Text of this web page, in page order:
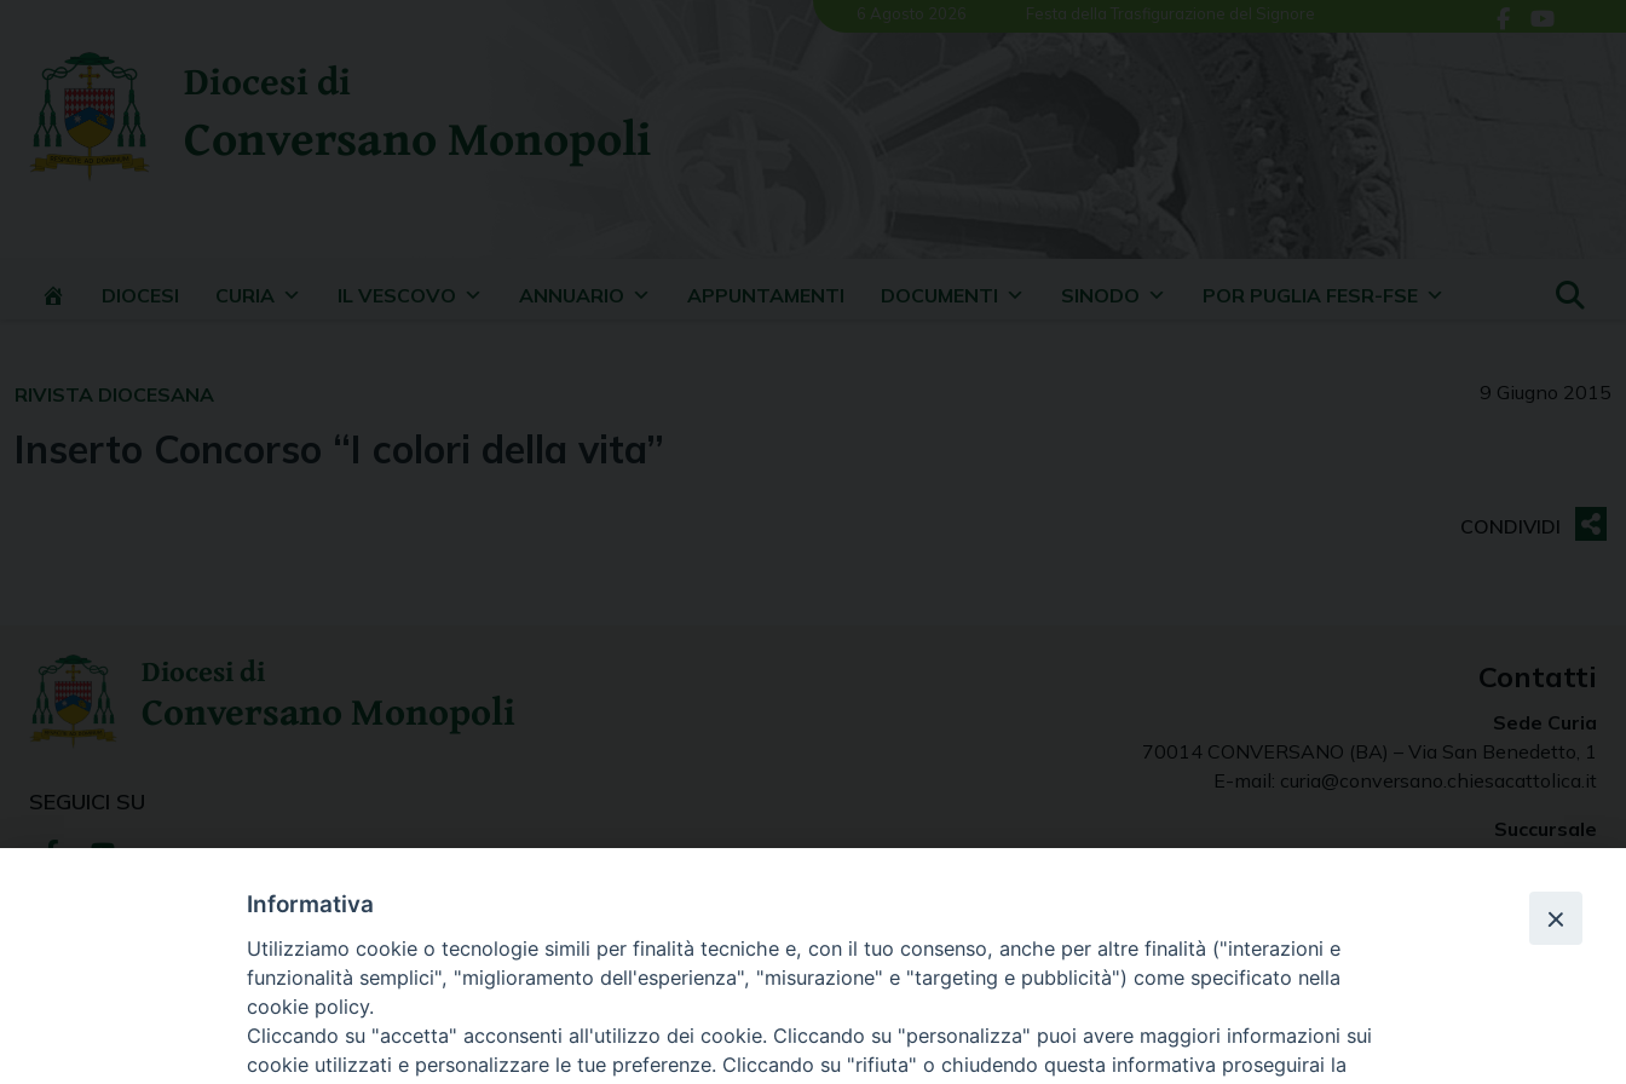
content
6 Agosto 2026 Festa della Trasfigurazione del Signore
Diocesi di
Conversano Monopoli
DIOCESI CURIA IL VESCOVO ANNUARIO APPUNTAMENTI DOCUMENTI SINODO POR PUGLIA FESR-FSE
9 Giugno 2015
RIVISTA DIOCESANA
Inserto Concorso “I colori della vita”
Diocesi di
Conversano Monopoli
SEGUICI SU
Contatti
Sede Curia
70014 CONVERSANO (BA) – Via San Benedetto, 1
E-mail: curia@conversano.chiesacattolica.it
Succursale
Informativa
Utilizziamo cookie o tecnologie simili per finalità tecniche e, con il tuo consenso, anche per altre finalità ("interazioni e
funzionalità semplici", "miglioramento dell'esperienza", "misurazione" e "targeting e pubblicità") come specificato nella
cookie policy.
Cliccando su "accetta" acconsenti all'utilizzo dei cookie. Cliccando su "personalizza" puoi avere maggiori informazioni sui
cookie utilizzati e personalizzare le tue preferenze. Cliccando su "rifiuta" o chiudendo questa informativa proseguirai la